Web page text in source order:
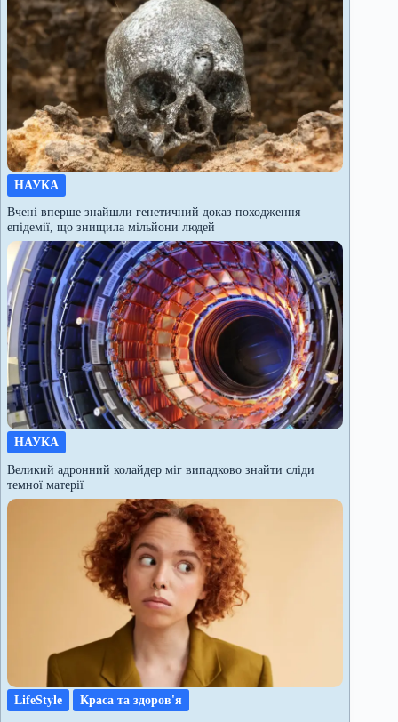
НАУКА
Вчені вперше знайшли генетичний доказ походження
епідемії, що знищила мільйони людей
НАУКА
Великий адронний колайдер міг випадково знайти сліди
темної матерії
LifeStyle
Краса та здоров'я